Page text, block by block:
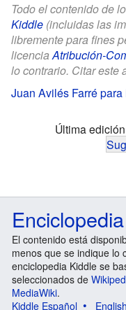
Todo el contenido de
Kiddle (incluidas las
libremente para fines
licenciaAtribución-
lo contrario. Citar este
Juan Avilés Farré
Última
El contenido está
menos que se indique lo
enciclopedia Kiddle se
seleccionados de
MediaWiki.
Kiddle Español
English